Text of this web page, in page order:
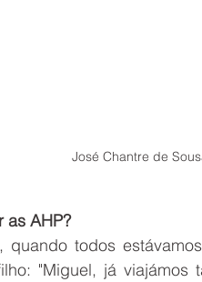
José Chantre de
as AHP?
quando todos
"Miguel, já viajámos